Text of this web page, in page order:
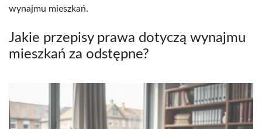
wynajmu mieszkań.
Jakie przepisy prawa dotyczą wynajmu
mieszkań za odstępne?